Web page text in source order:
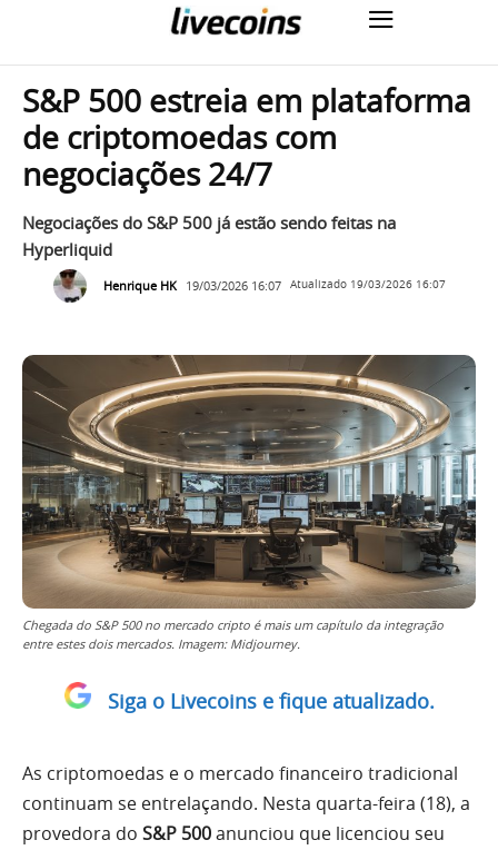
S&P 500 estreia em plataforma
de criptomoedas com
negociações 24/7
Negociações do S&P 500 já estão sendo feitas na
Hyperliquid
Henrique HK 19/03/2026 16:07 Atualizado 19/03/2026 16:07
Chegada do S&P 500 no mercado cripto é mais um capítulo da integração
entre estes dois mercados. Imagem: Midjourney.
Siga o Livecoins e fique atualizado.
As criptomoedas e o mercado financeiro tradicional
continuam se entrelaçando. Nesta quarta-feira (18), a
provedora do S&P 500anunciou que licenciou seu